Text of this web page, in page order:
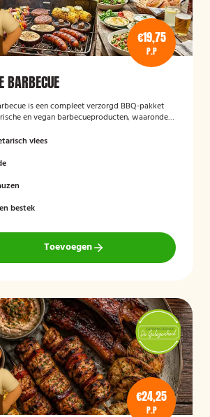
€19,75
P.P
BARBECUE
is een compleet verzorgd BBQ-pakket
en vegan barbecueproducten, waaronder
groenteburger. Het arrangement wordt
salades, sauzen, vers afgebakken
De barbecue, borden en het bestek zijn
verzorgt zowel de bezorging als
vlees
bestek
Toevoegen
€24,25
P.P